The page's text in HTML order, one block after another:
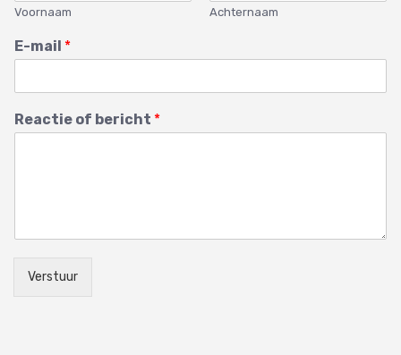
Voornaam Achternaam
E-mail *
Reactie of bericht *
Verstuur